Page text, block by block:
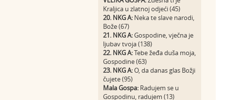
Kraljica u zlatnoj odjeći (45)
20. NKG A: Neka te slave narodi,
Bože (67)
21. NKG A:Gospodine, vječna je
ljubav tvoja (138)
22. NKG A:Tebe žeđa duša moja,
Gospodine (63)
23. NKG A:O, da danas glas Božji
čujete (95)
Mala Gospa: Radujem se u
Gospodinu, radujem (13)